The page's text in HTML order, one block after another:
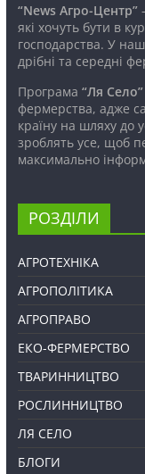
“News Агро-Центр”
які хочуть бути в
господарства. У
дрібні та середні
Програма “Ля Село”
фермерства, адже
країну на шляху до
зроблять усе, щоб
максимально
РОЗДІЛИ
АГРОТЕХНІКА
АГРОПОЛІТИКА
АГРОПРАВО
ЕКО-ФЕРМЕРСТВО
ТВАРИННИЦТВО
РОСЛИННИЦТВО
ЛЯ СЕЛО
БЛОГИ